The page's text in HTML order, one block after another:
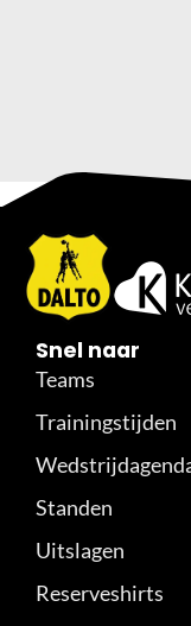
Snel naar
Teams
Trainingstijden
Standen
Uitslagen
Reserveshirts